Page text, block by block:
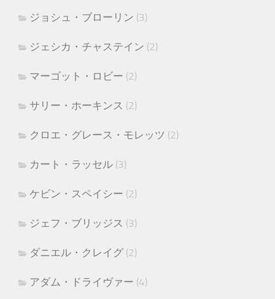
ジョシュ・ブローリン (3)
ジェシカ・チャステイン (2)
マーゴット・ロビー (2)
サリー・ホーキンス (2)
クロエ・グレース・モレッツ (2)
カート・ラッセル (3)
ケビン・スペイシー (2)
ジェフ・ブリッジス (3)
ダニエル・クレイグ (2)
アダム・ドライヴァー (4)